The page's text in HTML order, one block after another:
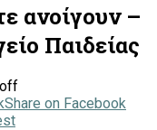
ανοίγουν –
Παιδείας
Share on Facebook